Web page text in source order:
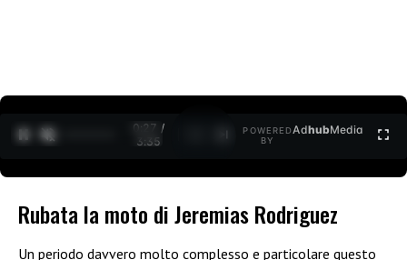
0:28 /
3:35
POWERED
BY
AdhubMedia
Rubata la moto di Jeremias Rodriguez
Un periodo davvero molto complesso e particolare questo